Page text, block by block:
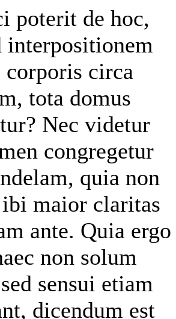
poterit de hoc,
interpositionem
circa
tota domus
Nec videtur
congregetur
quia non
ibi maior claritas
ante. Quia ergo
non solum
sensui etiam
dicendum est